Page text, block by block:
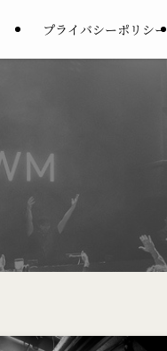
プライバシーポリシー